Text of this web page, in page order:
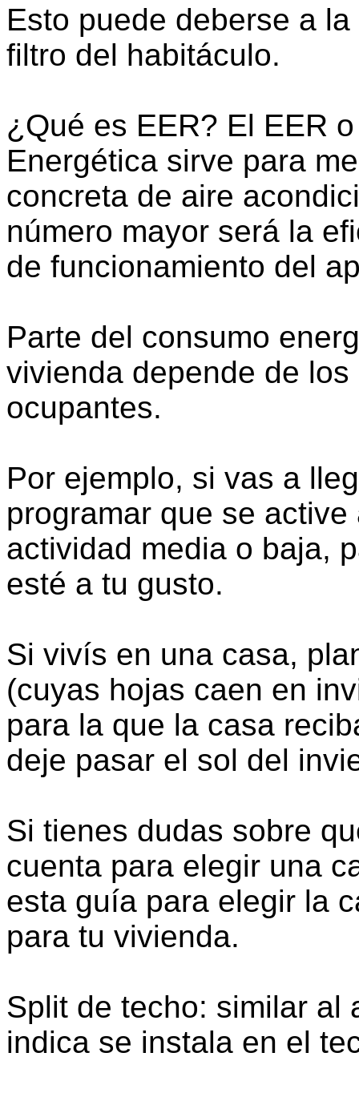
Esto puede deberse a
filtro del habitáculo.
¿Qué es EER? El EER
Energética sirve para
concreta de aire
número mayor será la
de funcionamiento del
Parte del consumo
vivienda depende de
ocupantes.
Por ejemplo, si vas a
programar que se
actividad media o baja,
esté a tu gusto.
Si vivís en una casa,
(cuyas hojas caen en
para la que la casa
deje pasar el sol del
Si tienes dudas sobre
cuenta para elegir una
esta guía para elegir la
para tu vivienda.
Split de techo: similar al
indica se instala en el